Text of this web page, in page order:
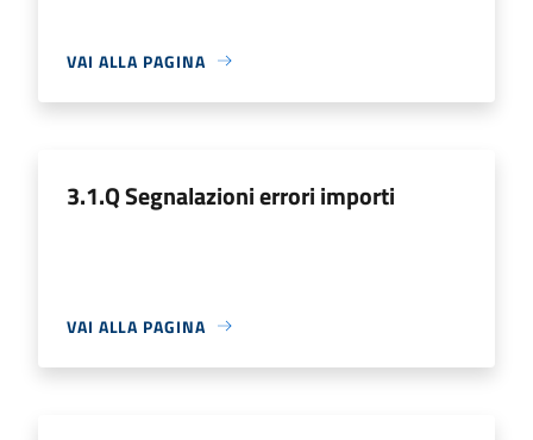
VAI ALLA PAGINA
3.1.Q Segnalazioni errori importi
VAI ALLA PAGINA